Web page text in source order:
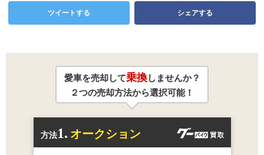
ツイートする シェアする
愛車を売却して乗換しませんか？
２つの売却方法から選択可能！
方法1. オークション